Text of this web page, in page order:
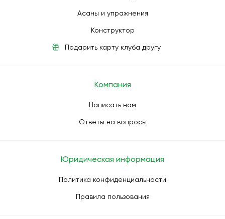
Асаны и упражнения
Конструктор
Подарить карту клуба другу
Компания
Написать нам
Ответы на вопросы
Юридическая информация
Политика конфиденциальности
Правила пользования